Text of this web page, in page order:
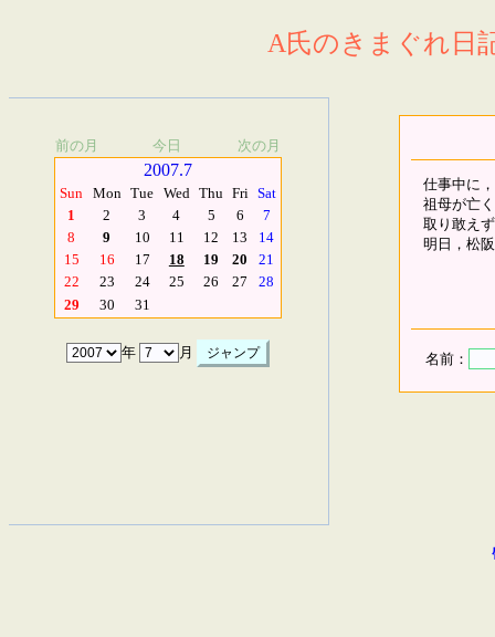
A氏のきまぐれ日
前の月 今日 次の月
2007.7
Sun Mon Tue Wed Thu Fri Sat
1
2 3 4 5 6
7
8
9 10 11 12 13
14
15
16 17 18 19 20
21
22
23 24 25 26 27
28
29
30 31
年 月
仕事中に
祖母が亡
取り敢え
明日，松
名前：